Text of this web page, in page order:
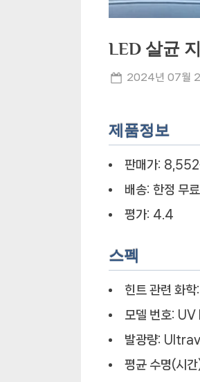
LED 살균
Posted
2024년 07월
제품정보
판매가: 8,552
배송: 한정 무
평가: 4.4
스펙
힌트 관련 화학:
모델 번호: UV
발광량:
평균 수명(시